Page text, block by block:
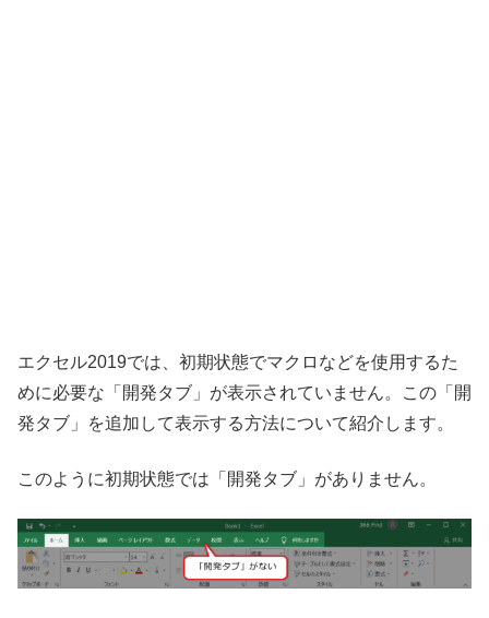
エクセル2019では、初期状態でマクロなどを使用するた
めに必要な「開発タブ」が表示されていません。この「開
発タブ」を追加して表示する方法について紹介します。
このように初期状態では「開発タブ」がありません。